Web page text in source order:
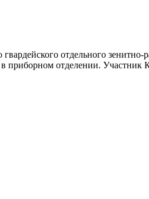
отдельного зенитно-
приборном отделении. Участник